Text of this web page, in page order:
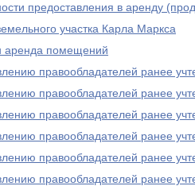
предоставления в аренду
участка Карла Маркса
аренда помещений
правообладателей ранее
правообладателей ранее
правообладателей ранее
правообладателей ранее
правообладателей ранее
правообладателей ранее